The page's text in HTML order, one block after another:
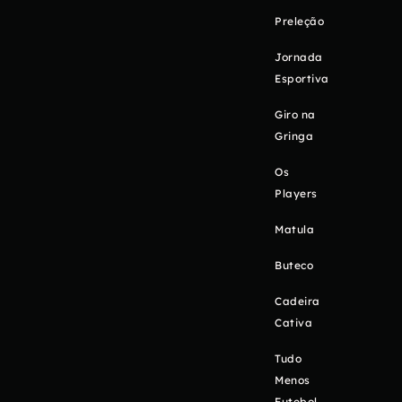
Preleção
Jornada
Esportiva
Giro na
Gringa
Os
Players
Matula
Buteco
Cadeira
Cativa
Tudo
Menos